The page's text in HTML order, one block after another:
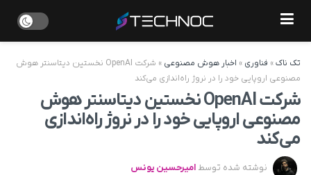
تک ناک» فناوری » اخبار هوش مصنوعی »
شرکت OpenAI نخستین دیتاسنتر هوش
مصنوعی اروپایی خود را در نروژ راه‌اندازی می‌کند
شرکت OpenAI نخستین دیتاسنتر هوش
مصنوعی اروپایی خود را در نروژ راه‌اندازی
می‌کند
نوشته شده توسط امیرحسین یونس